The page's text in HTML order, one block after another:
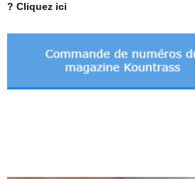
? Cliquez ici